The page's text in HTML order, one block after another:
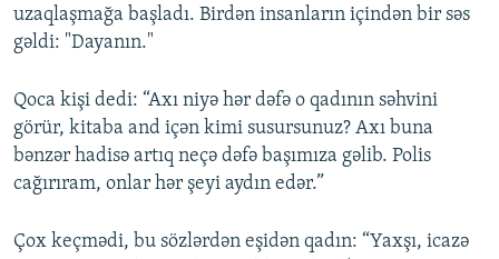
uzaqlaşmağa başladı. Birdən insanların içindən bir səs
gəldi: "Dayanın."
Qoca kişi dedi: “Axı niyə hər dəfə o qadının səhvini
görür, kitaba and içən kimi susursunuz? Axı buna
bənzər hadisə artıq neçə dəfə başımıza gəlib. Polis
cağırıram, onlar hər şeyi aydın edər.”
Çox keçmədi, bu sözlərdən eşidən qadın: “Yaxşı, icazə